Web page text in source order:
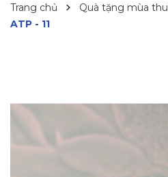
Trang chủ Quà tặng mùa thu
ATP - 11